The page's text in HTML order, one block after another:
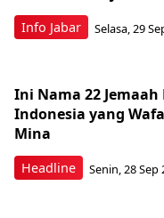
Info Jabar Selasa, 29
Headline
Ini Nama 22 Jemaah
Indonesia yang
Mina
Senin, 28 Sep